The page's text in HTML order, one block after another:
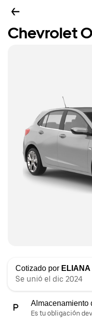
Chevrolet
Cotizado por
Se unió el dic 2024
Almacenamiento
Es tu obligación